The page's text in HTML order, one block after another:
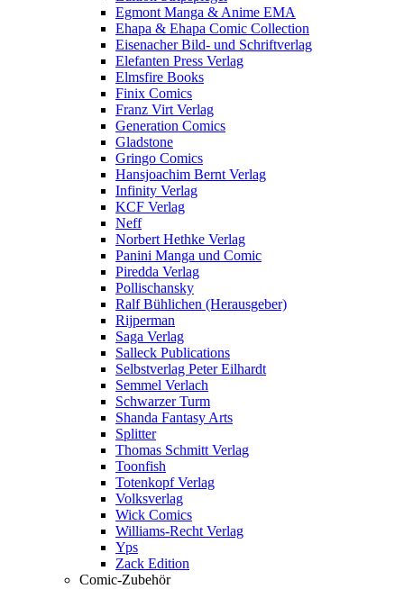
Egmont Manga & Anime EMA
Ehapa & Ehapa Comic Collection
Eisenacher Bild- und Schriftverlag
Elefanten Press Verlag
Elmsfire Books
Finix Comics
Franz Virt Verlag
Generation Comics
Gladstone
Gringo Comics
Hansjoachim Bernt Verlag
Infinity Verlag
KCF Verlag
Neff
Norbert Hethke Verlag
Panini Manga und Comic
Piredda Verlag
Pollischansky
Ralf Bühlichen (Herausgeber)
Rijperman
Saga Verlag
Salleck Publications
Selbstverlag Peter Eilhardt
Semmel Verlach
Schwarzer Turm
Shanda Fantasy Arts
Splitter
Thomas Schmitt Verlag
Toonfish
Totenkopf Verlag
Volksverlag
Wick Comics
Williams-Recht Verlag
Yps
Zack Edition
Comic-Zubehör